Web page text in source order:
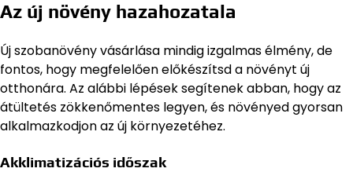
Az új növény hazahozatala
Új szobanövény vásárlása mindig izgalmas élmény, de
fontos, hogy megfelelően előkészítsd a növényt új
otthonára. Az alábbi lépések segítenek abban, hogy az
átültetés zökkenőmentes legyen, és növényed gyorsan
alkalmazkodjon az új környezetéhez.
Akklimatizációs időszak